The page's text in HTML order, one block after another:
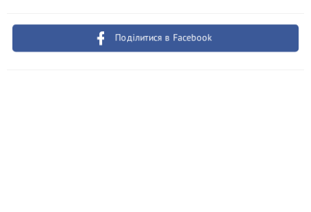
Поділитися в Facebook